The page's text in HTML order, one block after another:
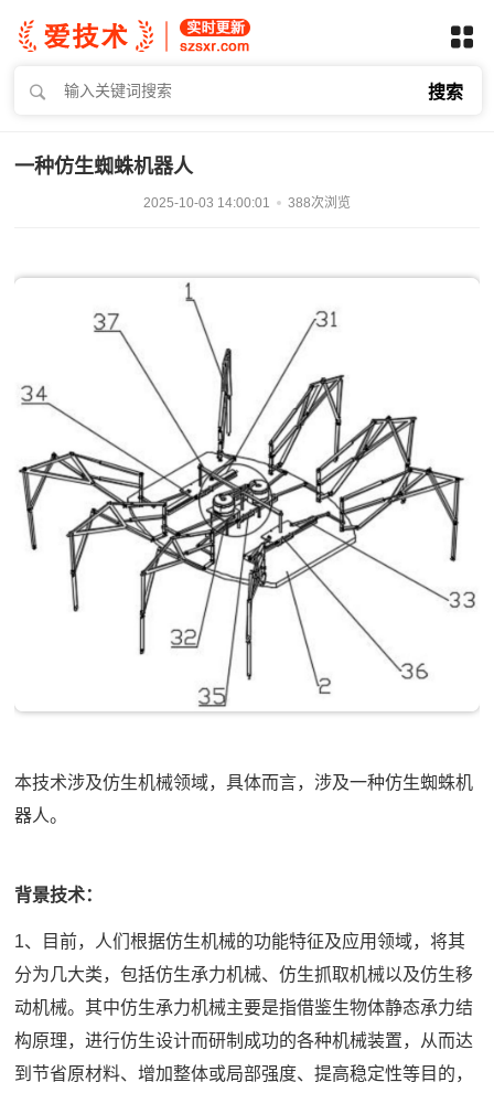
搜索
一种仿生蜘蛛机器人
2025-10-03 14:00:01 388次浏览
本技术涉及仿生机械领域，具体而言，涉及一种仿生蜘蛛机
器人。
背景技术：
1、目前，人们根据仿生机械的功能特征及应用领域，将其
分为几大类，包括仿生承力机械、仿生抓取机械以及仿生移
动机械。其中仿生承力机械主要是指借鉴生物体静态承力结
构原理，进行仿生设计而研制成功的各种机械装置，从而达
到节省原材料、增加整体或局部强度、提高稳定性等目的，